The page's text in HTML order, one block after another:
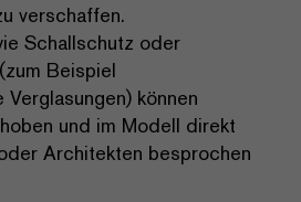
verschaffen.
Schallschutz oder
Beispiel
können
und im Modell direkt
Architekten besprochen